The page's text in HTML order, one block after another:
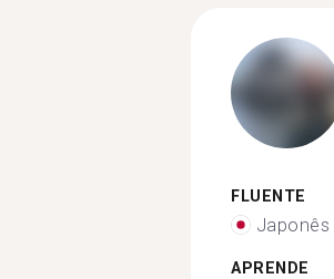
FLUENTE
Japonês
APRENDE